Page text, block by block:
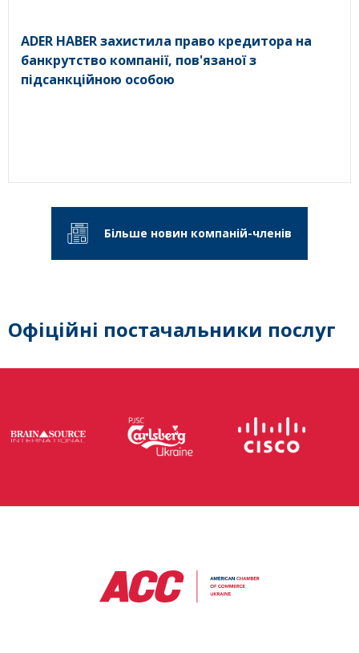
ADER HABER захистила право кредитора на
банкрутство компанії, пов'язаної з
підсанкційною особою
Більше новин компаній-членів
Офіційні постачальники послуг